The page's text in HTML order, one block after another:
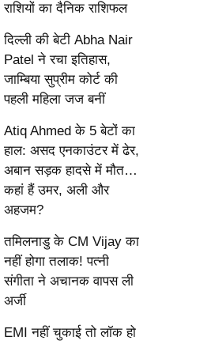
राशियों का दैनिक राशिफल
दिल्ली की बेटी Abha Nair
Patel ने रचा इतिहास,
जाम्बिया सुप्रीम कोर्ट की
पहली महिला जज बनीं
Atiq Ahmed के 5 बेटों का
हाल: असद एनकाउंटर में ढेर,
अबान सड़क हादसे में मौत…
कहां हैं उमर, अली और
अहजम?
तमिलनाडु के CM Vijay का
नहीं होगा तलाक! पत्नी
संगीता ने अचानक वापस ली
अर्जी
EMI नहीं चुकाई तो लॉक हो